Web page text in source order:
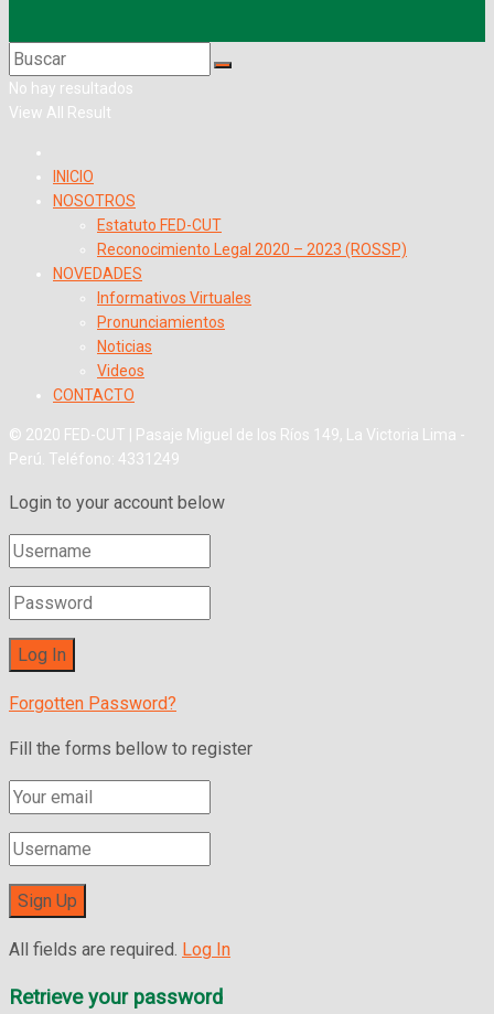
No hay resultados
View All Result
INICIO
NOSOTROS
Estatuto FED-CUT
Reconocimiento Legal 2020 – 2023 (ROSSP)
NOVEDADES
Informativos Virtuales
Pronunciamientos
Noticias
Videos
CONTACTO
© 2020 FED-CUT | Pasaje Miguel de los Ríos 149, La Victoria Lima -
Perú. Teléfono: 4331249
Login to your account below
Forgotten Password?
Fill the forms bellow to register
All fields are required. Log In
Retrieve your password